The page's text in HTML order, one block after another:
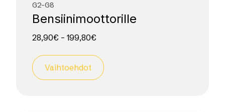
G2-G8
Bensiini­moottorille
28,90€ – 199,80€
Vaihtoehdot